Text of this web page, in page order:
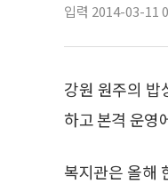
입력 2014-03-11
강원 원주의
하고 본격 운영
복지관은 올해